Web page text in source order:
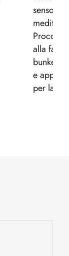
alla
bunker).
e
per la